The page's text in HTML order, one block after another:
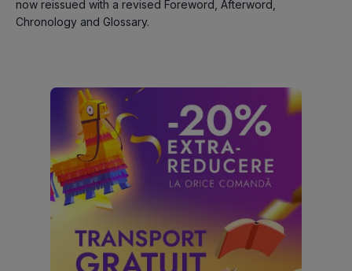
now reissued with a revised Foreword, Afterword,
Chronology and Glossary.